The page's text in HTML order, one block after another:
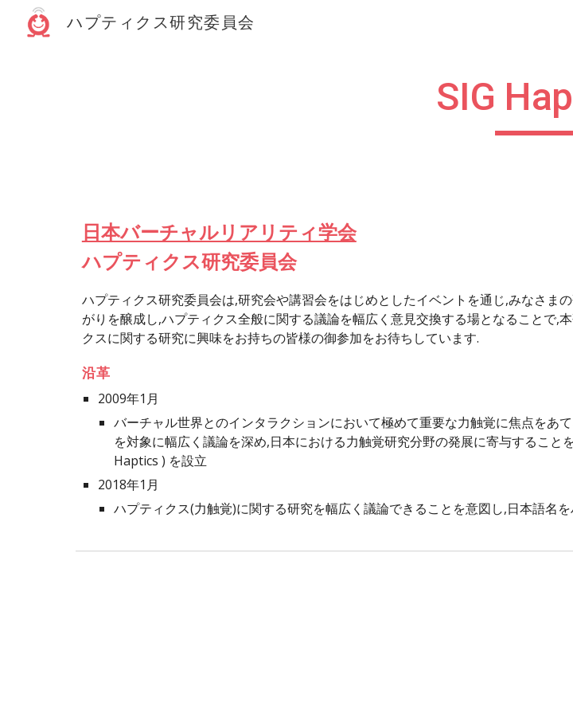
ハプティクス研究委員会
SIG
日本バーチャルリアリティ学会
ハプティクス研究委員会
ハプティクス研究委員会は,研究会や講習会をはじめとしたイベントを通じ,みなさま
がりを醸成し,ハプティクス全般に関する議論を幅広く意見交換する場となることで,
クスに関する研究に興味をお持ちの皆様の御参加をお待ちしています.
沿革
2009年1月
バーチャル世界とのインタラクションにおいて極めて重要な力触覚に焦点をあ
を対象に幅広く議論を深め,日本における力触覚研究分野の発展に寄与するこ
Haptics ) を設立
2018年1月
ハプティクス(力触覚)に関する研究を幅広く議論できることを意図し,日本語